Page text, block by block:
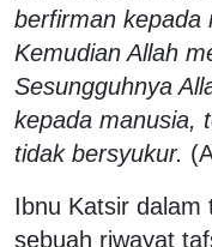
berfirman kepada
Kemudian Allah
Sesungguhnya
kepada manusia,
tidak bersyukur.
Ibnu Katsir dalam
sebuah riwayat